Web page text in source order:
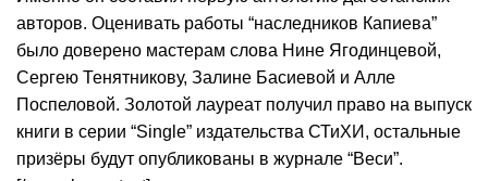
авторов. Оценивать работы “наследников Капиева”
было доверено мастерам слова Нине Ягодинцевой,
Сергею Тенятникову, Залине Басиевой и Алле
Поспеловой. Золотой лауреат получил право на выпуск
книги в серии “Single” издательства СТиХИ, остальные
призёры будут опубликованы в журнале “Веси”.